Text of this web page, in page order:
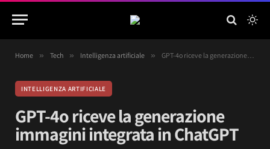
Home » Tech » Intelligenza artificiale » GPT-4o riceve la generazione immagini integrata in ChatGPT
INTELLIGENZA ARTIFICIALE
GPT-4o riceve la generazione
immagini integrata in ChatGPT